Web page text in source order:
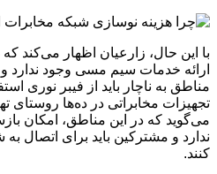
با این حال، زارعیان اظهار می‌کند
ارائه خدمات سیم مسی وجود ندارد
مناطق به ناچار باید از فیبر نوری
تجهیزات مخابراتی در ده‌ها روستای
می‌گوید که در این مناطق، امکان
ندارد و مشترکین باید برای اتصال به
کنند.